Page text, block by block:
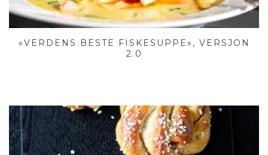
«VERDENS BESTE FISKESUPPE», VERSJON
2.0